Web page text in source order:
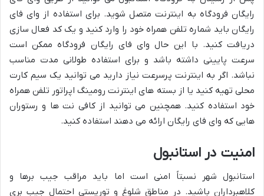
رایگان فرودگاه به اینترنت متصل شوید. برای استفاده از وای فای
رایگان باید شماره تلفن همراه خود را وارد کنید و یک کد فعال سازی
دریافت کنید. با این حال وای فای رایگان فرودگاه ممکن است
سرعت پایینی داشته باشد و برای استفاده طولانی مدت مناسب
نباشد. اگر به اینترنت پرسرعت نیاز دارید می توانید یک سیم کارت
محلی تهیه کنید یا از بسته های اینترنت رومینگ اپراتور تلفن همراه
خود استفاده کنید. همچنین می توانید از کافی نت ها و رستوران
هایی که وای فای رایگان ارائه می دهند استفاده کنید.
امنیت در استانبول
استانبول شهر نسبتاً امنی است اما باید مراقب جیب برها و
کلاهبرداران باشید. در مناطق شلوغ و توریستی احتمال جیب بری